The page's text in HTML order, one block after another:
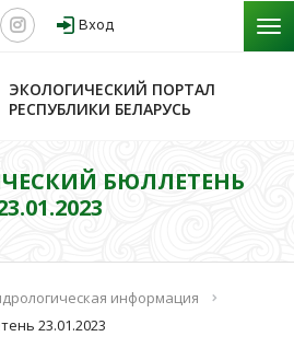
Вход
ЭКОЛОГИЧЕСКИЙ ПОРТАЛ
РЕСПУБЛИКИ БЕЛАРУСЬ
БЮЛЛЕТЕНЬ
информация
23.01.2023